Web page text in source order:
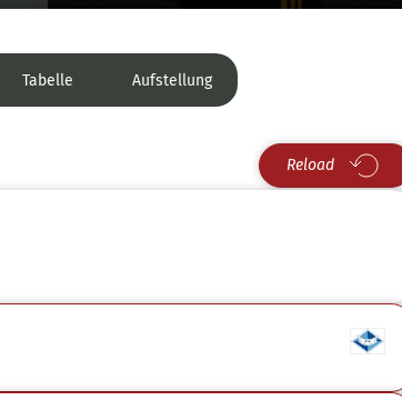
Tabelle Aufstellung
Reload